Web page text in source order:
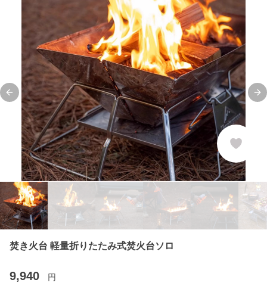
Previous slide
焚き火台 軽量折りたたみ式焚火台ソロ
9,940 円